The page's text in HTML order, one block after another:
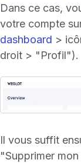
Dans ce cas,
votre compte
dashboard >
droit > "Profil").
Il vous suffit
"Supprimer